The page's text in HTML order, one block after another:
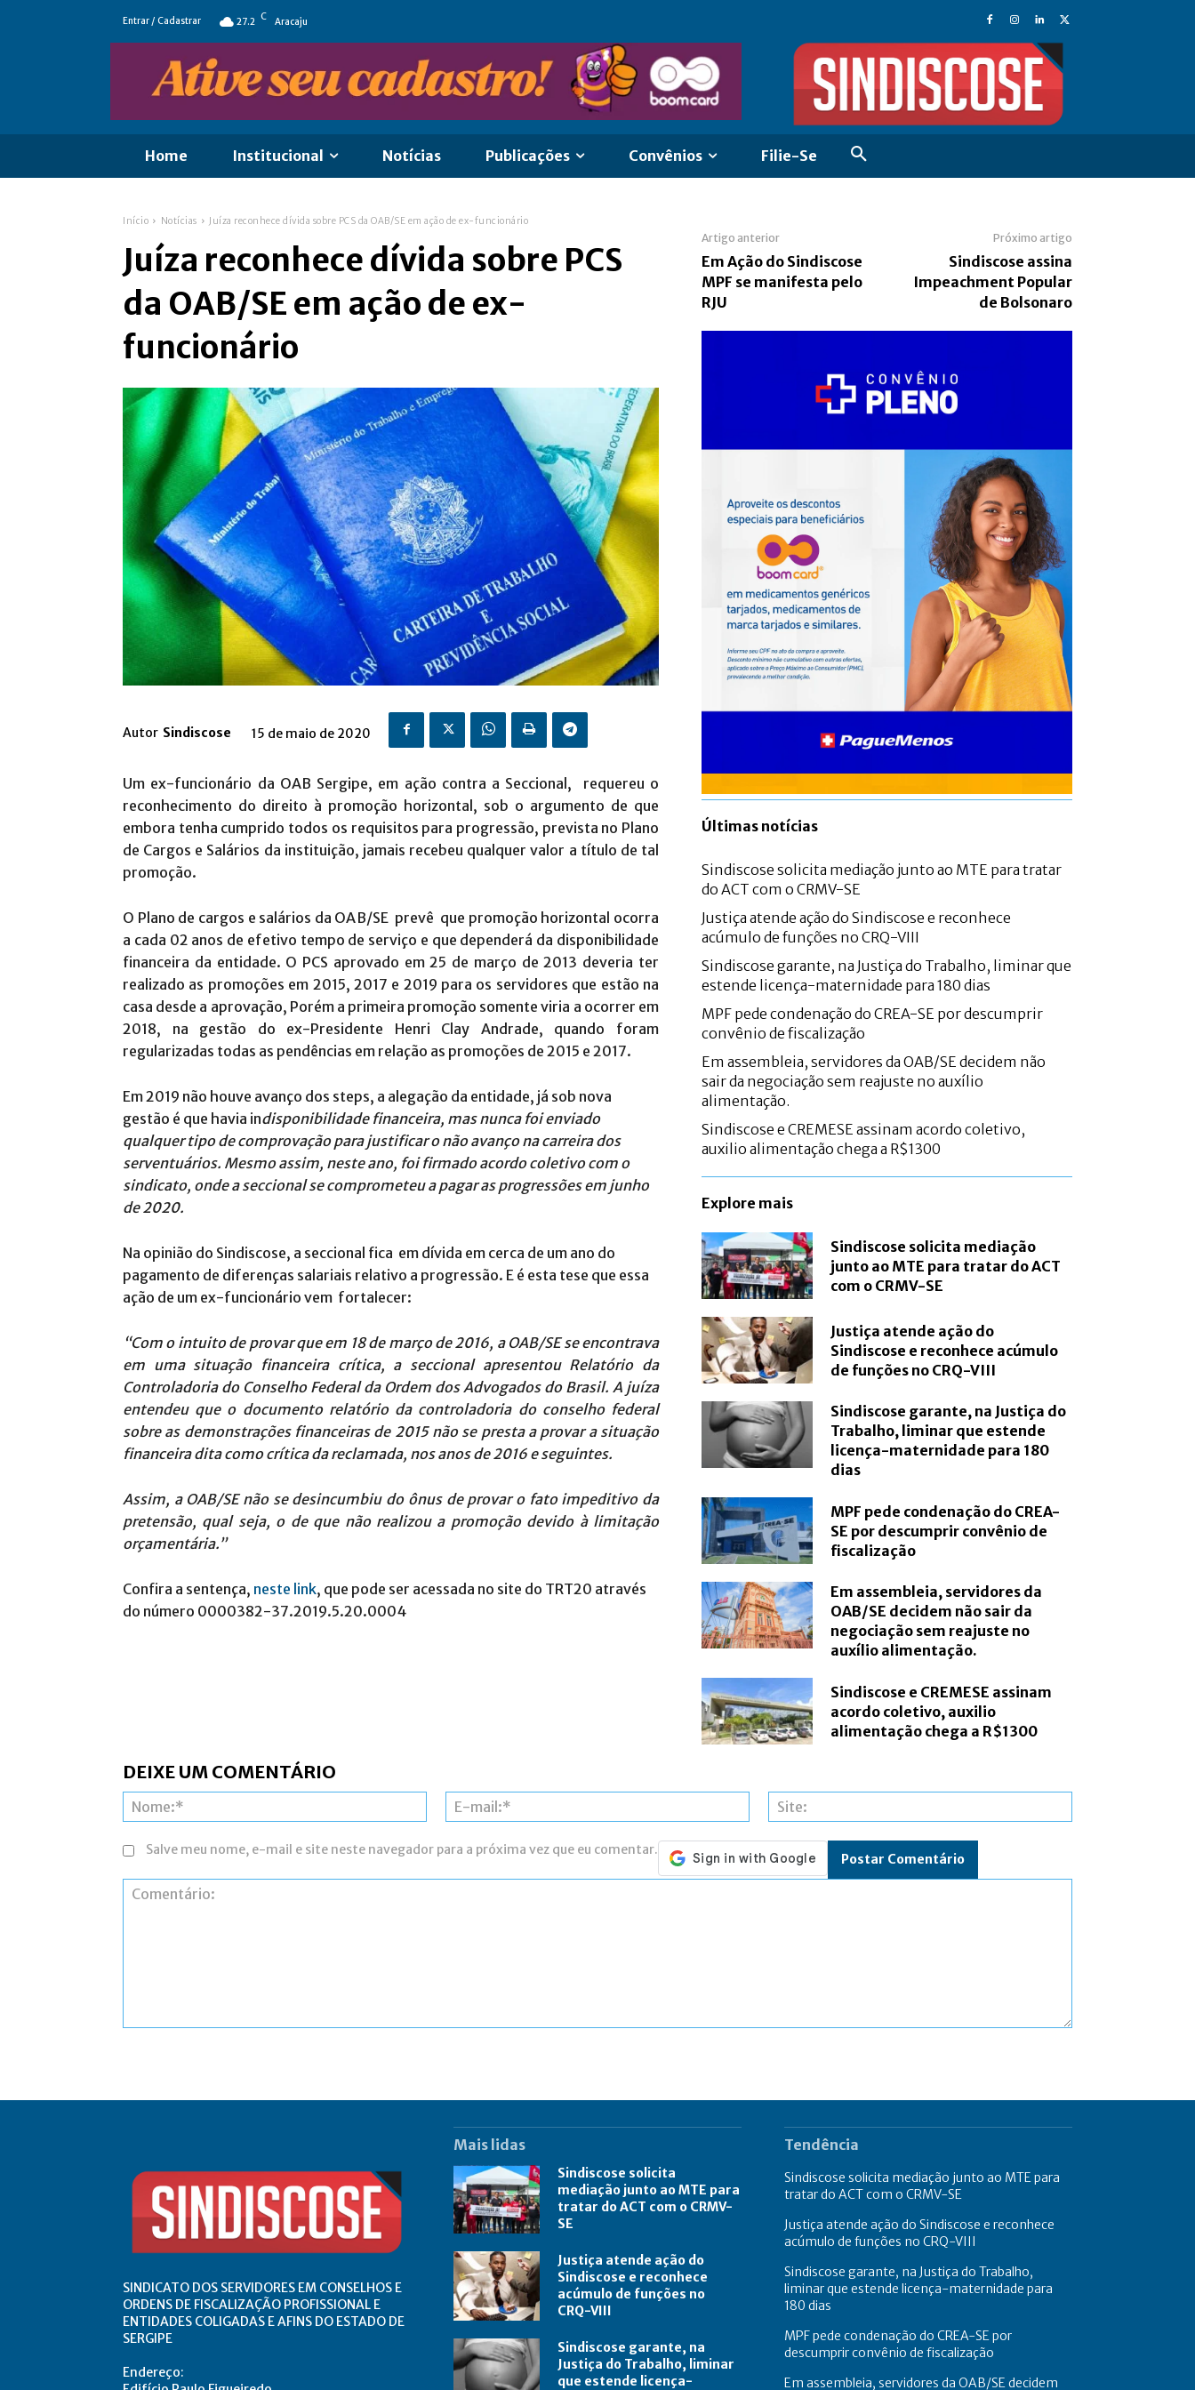
Entrar / Cadastrar 27.2 C Aracaju
Home Institucional Notícias Publicações Convênios Filie-Se
Início Notícias Juíza reconhece dívida sobre PCS da OAB/SE em ação de ex-funcionário
Juíza reconhece dívida sobre PCS
da OAB/SE em ação de ex-
funcionário
Autor Sindiscose 15 de maio de 2020
Um ex-funcionário da OAB Sergipe, em ação contra a Seccional, requereu o
reconhecimento do direito à promoção horizontal, sob o argumento de que
embora tenha cumprido todos os requisitos para progressão, prevista no Plano
de Cargos e Salários da instituição, jamais recebeu qualquer valor a título de tal
promoção.
O Plano de cargos e salários da OAB/SE prevê que promoção horizontal ocorra
a cada 02 anos de efetivo tempo de serviço e que dependerá da disponibilidade
financeira da entidade. O PCS aprovado em 25 de março de 2013 deveria ter
realizado as promoções em 2015, 2017 e 2019 para os servidores que estão na
casa desde a aprovação, Porém a primeira promoção somente viria a ocorrer em
2018, na gestão do ex-Presidente Henri Clay Andrade, quando foram
regularizadas todas as pendências em relação as promoções de 2015 e 2017.
Em 2019 não houve avanço dos steps, a alegação da entidade, já sob nova
gestão é que havia indisponibilidade financeira, mas nunca foi enviado
qualquer tipo de comprovação para justificar o não avanço na carreira dos
serventuários. Mesmo assim, neste ano, foi firmado acordo coletivo com o
sindicato, onde a seccional se comprometeu a pagar as progressões em junho
de 2020.
Na opinião do Sindiscose, a seccional fica em dívida em cerca de um ano do
pagamento de diferenças salariais relativo a progressão. E é esta tese que essa
ação de um ex-funcionário vem fortalecer:
“Com o intuito de provar que em 18 de março de 2016, a OAB/SE se encontrava
em uma situação financeira crítica, a seccional apresentou Relatório da
Controladoria do Conselho Federal da Ordem dos Advogados do Brasil. A juíza
entendeu que o documento relatório da controladoria do conselho federal
sobre as demonstrações financeiras de 2015 não se presta a provar a situação
financeira dita como crítica da reclamada, nos anos de 2016 e seguintes.
Assim, a OAB/SE não se desincumbiu do ônus de provar o fato impeditivo da
pretensão, qual seja, o de que não realizou a promoção devido à limitação
orçamentária.”
Confira a sentença, neste link, que pode ser acessada no site do TRT20 através
do número 0000382-37.2019.5.20.0004
Artigo anterior
Em Ação do Sindiscose
MPF se manifesta pelo
RJU
Próximo artigo
Sindiscose assina
Impeachment Popular
de Bolsonaro
Últimas notícias
Sindiscose solicita mediação junto ao MTE para tratar
do ACT com o CRMV-SE
Justiça atende ação do Sindiscose e reconhece
acúmulo de funções no CRQ-VIII
Sindiscose garante, na Justiça do Trabalho, liminar que
estende licença-maternidade para 180 dias
MPF pede condenação do CREA-SE por descumprir
convênio de fiscalização
Em assembleia, servidores da OAB/SE decidem não
sair da negociação sem reajuste no auxílio
alimentação.
Sindiscose e CREMESE assinam acordo coletivo,
auxilio alimentação chega a R$1300
Explore mais
Sindiscose solicita mediação
junto ao MTE para tratar do ACT
com o CRMV-SE
Justiça atende ação do
Sindiscose e reconhece acúmulo
de funções no CRQ-VIII
Sindiscose garante, na Justiça do
Trabalho, liminar que estende
licença-maternidade para 180
dias
MPF pede condenação do CREA-
SE por descumprir convênio de
fiscalização
Em assembleia, servidores da
OAB/SE decidem não sair da
negociação sem reajuste no
auxílio alimentação.
Sindiscose e CREMESE assinam
acordo coletivo, auxilio
alimentação chega a R$1300
DEIXE UM COMENTÁRIO
Nome:*
mail:*
Salve meu nome, e-mail e site neste navegador para a próxima vez que eu comentar.
SINDICATO DOS SERVIDORES EM CONSELHOS E
ORDENS DE FISCALIZAÇÃO PROFISSIONAL E
ENTIDADES COLIGADAS E AFINS DO ESTADO DE
SERGIPE
Endereço:
Mais lidas
Sindiscose solicita
mediação junto ao MTE para
tratar do ACT com o CRMV-
SE
Justiça atende ação do
Sindiscose e reconhece
acúmulo de funções no
CRQ-VIII
Sindiscose garante, na
Justiça do Trabalho, liminar
que estende licença-
Tendência
Sindiscose solicita mediação junto ao MTE para
tratar do ACT com o CRMV-SE
Justiça atende ação do Sindiscose e reconhece
acúmulo de funções no CRQ-VIII
Sindiscose garante, na Justiça do Trabalho,
liminar que estende licença-maternidade para
180 dias
MPF pede condenação do CREA-SE por
descumprir convênio de fiscalização
Em assembleia, servidores da OAB/SE decidem